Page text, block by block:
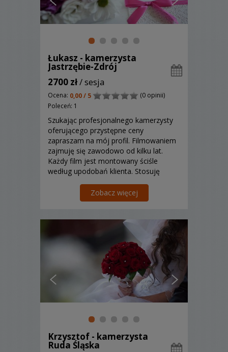
Łukasz - kamerzysta
Jastrzębie-Zdrój
2700 zł/ sesja
Ocena: 0,00 / 5
(0 opinii)
Poleceń: 1
Szukając profesjonalnego kamerzysty
oferującego przystępne ceny
zapraszam na mój profil. Filmowaniem
zajmuję się zawodowo od kilku lat.
Każdy film jest montowany ściśle
według upodobań klienta. Stosuję
rejestrację dźwięku za pomocą
profesjonalnych mikrofonów.
Zobacz więcej
Krzysztof - kamerzysta
Ruda Śląska